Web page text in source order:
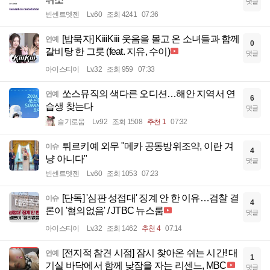
빈센트멧젠 Lv.60 조회 4241 07:36
연예
[밥묵자] KiiiKiii 웃음을 몰고 온 소녀들과 함께
갈비탕 한 그릇 (feat. 지유, 수이)
아이스티이 Lv.32 조회 959 07:33
0
댓글
연예
쏘스뮤직의 색다른 오디션…해안 지역서 연
습생 찾는다
슬기로움 Lv.92 조회 1508 추천 1 07:32
6
댓글
이슈 튀르키예 외무 "메카 공동방위조약, 이란 겨
냥 아니다"
빈센트멧젠 Lv.60 조회 1053 07:23
4
댓글
이슈 [단독] '심판 성접대' 징계 안 한 이유…검찰 결
론이 '혐의없음' / JTBC 뉴스룸
아이스티이 Lv.32 조회 1462 추천 4 07:14
4
댓글
연예
[전지적 참견 시점] 잠시 찾아온 쉬는 시간! 대
기실 바닥에서 함께 낮잠을 자는 리센느, MBC
1
댓글